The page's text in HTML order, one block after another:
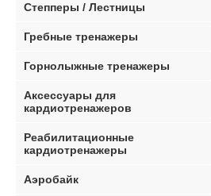
Степперы / Лестницы
Гребные тренажеры
Горнолыжные тренажеры
Аксессуары для
кардиотренажеров
Реабилитационные
кардиотренажеры
Аэробайк